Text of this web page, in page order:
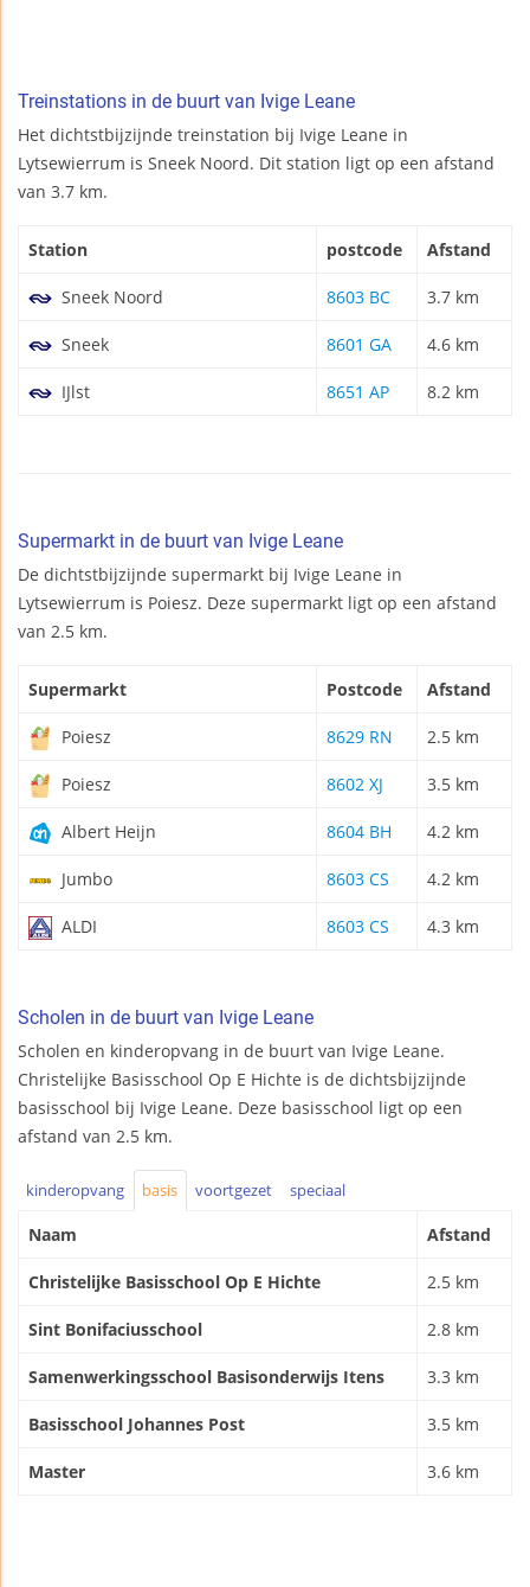
Treinstations in de buurt van Ivige Leane
Het dichtstbijzijnde treinstation bij Ivige Leane in
Lytsewierrum is Sneek Noord. Dit station ligt op een afstand
van 3.7 km.
Station postcode Afstand
Sneek Noord 8603 BC 3.7 km
Sneek 8601 GA 4.6 km
IJlst 8651 AP 8.2 km
Supermarkt in de buurt van Ivige Leane
De dichtstbijzijnde supermarkt bij Ivige Leane in
Lytsewierrum is Poiesz. Deze supermarkt ligt op een afstand
van 2.5 km.
Supermarkt Postcode Afstand
Poiesz 8629 RN 2.5 km
Poiesz 8602 XJ 3.5 km
Albert Heijn 8604 BH 4.2 km
Jumbo 8603 CS 4.2 km
ALDI 8603 CS 4.3 km
Scholen in de buurt van Ivige Leane
Scholen en kinderopvang in de buurt van Ivige Leane.
Christelijke Basisschool Op E Hichte is de dichtsbijzijnde
basisschool bij Ivige Leane. Deze basisschool ligt op een
afstand van 2.5 km.
kinderopvang basis voortgezet speciaal
Naam Afstand
Christelijke Basisschool Op E Hichte 2.5 km
Sint Bonifaciusschool 2.8 km
Samenwerkingsschool Basisonderwijs Itens 3.3 km
Basisschool Johannes Post 3.5 km
Master 3.6 km